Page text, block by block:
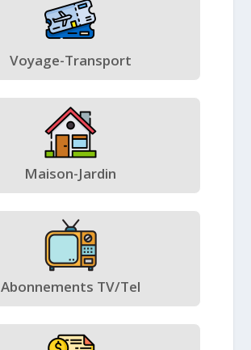
Voyage-Transport
Maison-Jardin
Abonnements TV/Tel